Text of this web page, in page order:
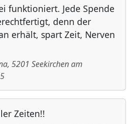
funktioniert. Jede Spende
denn der
erhält, spart Zeit, Nerven
, 5201 Seekirchen am
Zeiten!!